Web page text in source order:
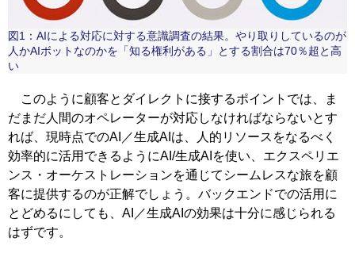
図1：AIによる対応に対する意識調査の結果。やり取りしているのが
人かAIボットなのかを「知る権利がある」とする割合は70％超と高
い
このように顧客とダイレクトに接するポイントでは、ま
だまだ人間のオペレーターが対応しなければならないとす
れば、現時点でのAI／生成AIは、人的リソースをなるべく
効率的に活用できるようにAI/生成AIを使い、エクスペリエ
ンス・オーケストレーションを通じてシームレスな旅を顧
客に提供するのが正解でしょう。バックエンドでの活用に
とどめるにしても、AI／生成AIの効果は十分に感じられる
はずです。